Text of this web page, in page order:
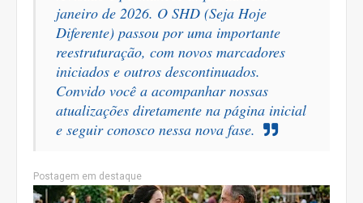
janeiro de 2026. O SHD (Seja Hoje
Diferente) passou por uma importante
reestruturação, com novos marcadores
iniciados e outros descontinuados.
Convido você a acompanhar nossas
atualizações diretamente na página inicial
e seguir conosco nessa nova fase.
Postagem em destaque